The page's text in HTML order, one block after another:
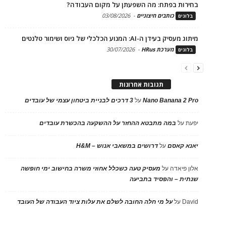
בחירות בפתח: מה השפעתן על מקום העבודה?
בלוגים כותבים חיצוניים -
03/08/2026
מיתוג מעסיק בעידן ה-AI: המנוע הכלכלי של גיוס ושימור טלנטים
בלוגים מערכת HRus -
30/07/2026
תגובות אחרונות
Nano Banana 2 Proעל 3 דרכים לבניית ביטחון עצמי של עובדים
יפעתעל במה מתבטא ההחזר על ההשקעה בהכשרת עובדים
יאנא קאסםעלדרושים במשאבי אנוש – H&M
אלון פיאדה על מעסיק טעה כשכלל אחוזי משרה בחישוב ימי חופשה
שנתית – והפסיד בתביעה
David עלעל מי חלה החובה לשלם את עלות ציוד העבודה של העובד